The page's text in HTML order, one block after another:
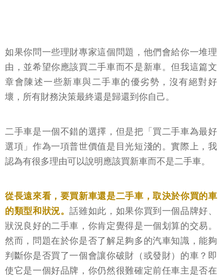
如果你問一些理財專家這個問題，他們會給你一堆理
由，並希望你應該買二手車而不是新車。但我這篇文
章會陳述一些新車與二手車的優劣勢，沒有絕對好
壞，所有財務決策最終還是歸還到你自己。
二手車是一個不錯的選擇，但是把「買二手車為最好
選項」作為一項普世價值是目光短淺的。實際上，我
認為有很多理由可以說明應該買新車而不是二手車。
從長遠來看，要買新車還是二手車，取決於你買的車
的類型和狀況。話雖如此，如果你買到一個品牌好、
狀況良好的二手車，你肯定覺得是一個划算的交易。
然而，問題在於你是否了解足夠多的汽車知識，能夠
判斷你是否買了一個會讓你破財（或發財）的車？即
使它是一個好品牌，你仍然很難確定前任車主是否在